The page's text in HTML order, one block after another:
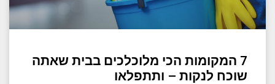
7 המקומות הכי מלוכלכים בבית שאתה
שוכח לנקות – ותתפלאו